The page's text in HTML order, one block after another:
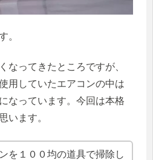
。
なってきたところですが、
用していたエアコンの中は
なっています。今回は本格
います。
を１００均の道具で掃除し